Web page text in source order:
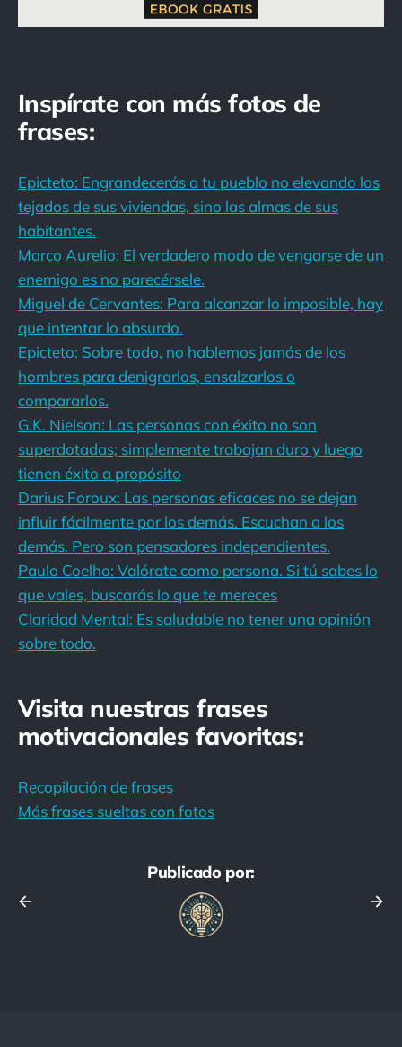
Inspírate con más fotos de
frases:
Epicteto: Engrandecerás a tu pueblo no elevando los
tejados de sus viviendas, sino las almas de sus
habitantes.
Marco Aurelio: El verdadero modo de vengarse de un
enemigo es no parecérsele.
Miguel de Cervantes: Para alcanzar lo imposible, hay
que intentar lo absurdo.
Epicteto: Sobre todo, no hablemos jamás de los
hombres para denigrarlos, ensalzarlos o
compararlos.
G.K. Nielson: Las personas con éxito no son
superdotadas; simplemente trabajan duro y luego
tienen éxito a propósito
Darius Foroux: Las personas eficaces no se dejan
influir fácilmente por los demás. Escuchan a los
demás. Pero son pensadores independientes.
Paulo Coelho: Valórate como persona. Si tú sabes lo
que vales, buscarás lo que te mereces
Claridad Mental: Es saludable no tener una opinión
sobre todo.
Visita nuestras frases
motivacionales favoritas:
Recopilación de frases
Más frases sueltas con fotos
Publicado por: